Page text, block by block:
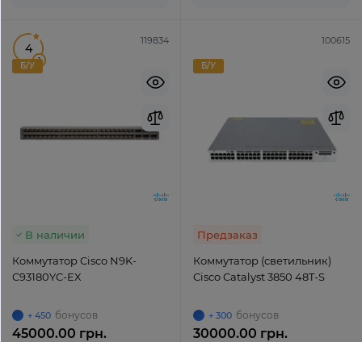
119834
Б/У
4
1
В наличии
Коммутатор Cisco N9K-
C93180YC-EX
+ 450 бонусов
45000.00 грн.
100615
Б/У
Предзаказ
Коммутатор (светильник)
Cisco Catalyst 3850 48T-S
+ 300 бонусов
30000.00 грн.